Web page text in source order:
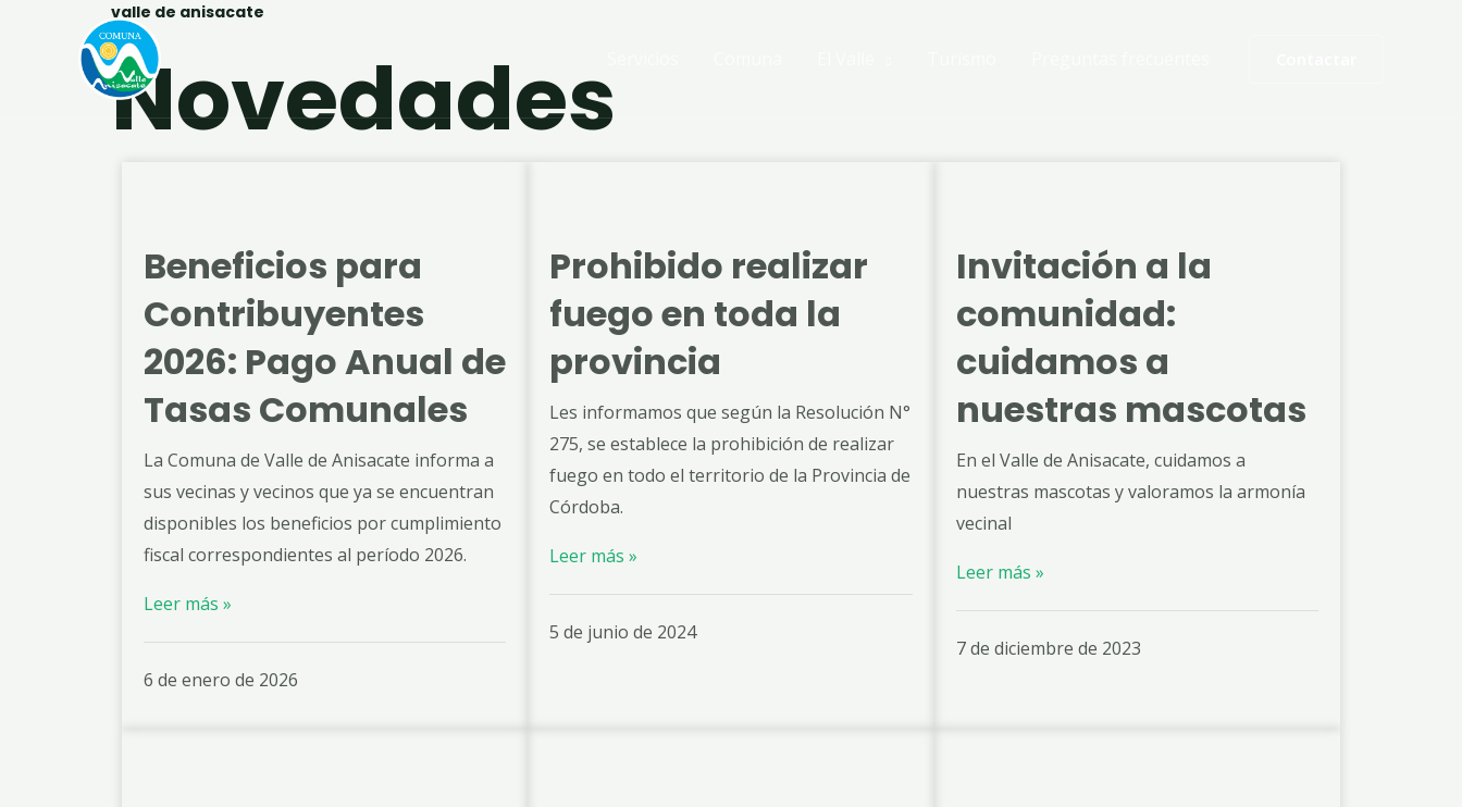
valle de anisacate
Novedades
Beneficios para
Contribuyentes
2026: Pago Anual de
Tasas Comunales
La Comuna de Valle de Anisacate informa a
sus vecinas y vecinos que ya se encuentran
disponibles los beneficios por cumplimiento
fiscal correspondientes al período 2026.
Leer más »
6 de enero de 2026
Prohibido realizar
fuego en toda la
provincia
Les informamos que según la Resolución N°
275, se establece la prohibición de realizar
fuego en todo el territorio de la Provincia de
Córdoba.
Leer más »
5 de junio de 2024
Invitación a la
comunidad:
cuidamos a
nuestras mascotas
En el Valle de Anisacate, cuidamos a
nuestras mascotas y valoramos la armonía
vecinal
Leer más »
7 de diciembre de 2023